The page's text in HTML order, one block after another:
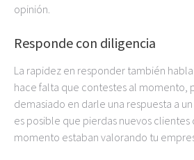
opinión.
Responde con diligencia
La rapidez en responder también
hace falta que contestes al momento,
demasiado en darle una respuesta a
es posible que pierdas nuevos clientes
momento estaban valorando tu